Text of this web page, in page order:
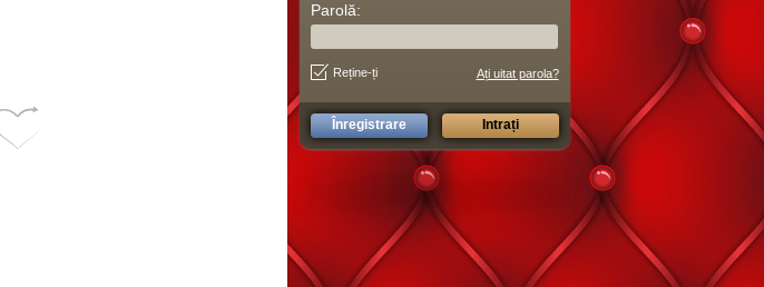
Parolă:
Reține-ți Ați uitat parola?